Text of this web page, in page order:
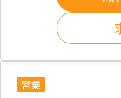
営業